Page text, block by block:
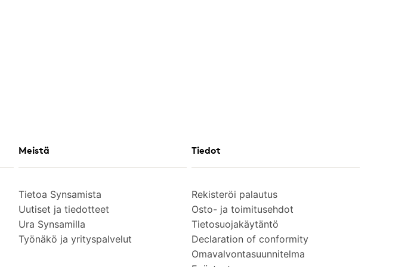
Meistä
Tietoa Synsamista
Uutiset ja tiedotteet
Ura Synsamilla
Työnäkö ja yrityspalvelut
Tiedot
Rekisteröi palautus
Osto- ja toimitusehdot
Tietosuojakäytäntö
Declaration of conformity
Omavalvontasuunnitelma